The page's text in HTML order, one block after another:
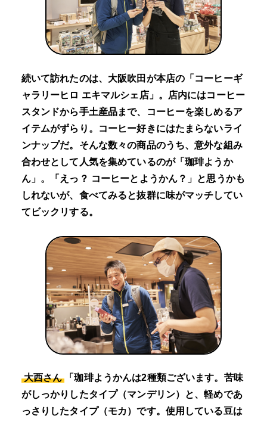
続いて訪れたのは、大阪吹田が本店の「コーヒーギ
ャラリーヒロ エキマルシェ店」。店内にはコーヒー
スタンドから手土産品まで、コーヒーを楽しめるア
イテムがずらり。コーヒー好きにはたまらないライ
ンナップだ。そんな数々の商品のうち、意外な組み
合わせとして人気を集めているのが「珈琲ようか
ん」。「えっ？ コーヒーとようかん？」と思うかも
しれないが、食べてみると抜群に味がマッチしてい
てビックリする。
大西さん
「珈琲ようかんは2種類ございます。苦味
がしっかりしたタイプ（マンデリン）と、軽めであ
っさりしたタイプ（モカ）です。使用している豆は